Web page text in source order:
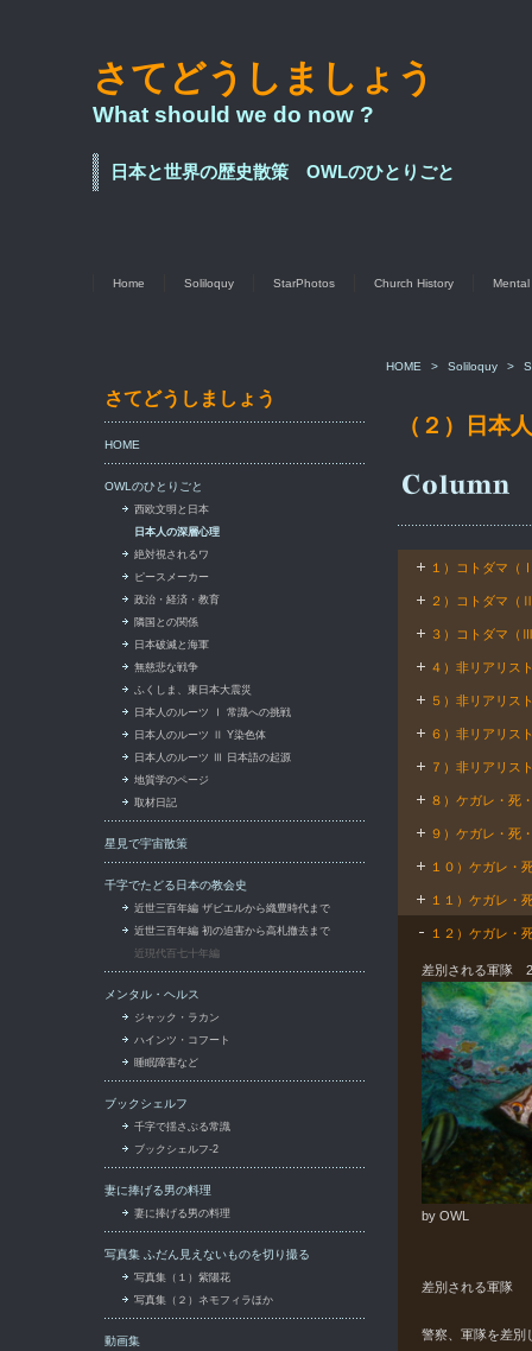
さてどうしましょう
What should we do now ?
日本と世界の歴史散策 OWLのひとりごと
Home Soliloquy StarPhotos Church History Mental
HOME > Soliloquy >
（２）日本
１）コトダマ（
２）コトダマ（
３）コトダマ（
４）非リアリス
５）非リアリス
６）非リアリス
７）非リアリス
８）ケガレ・死
９）ケガレ・死
１０）ケガレ・
１１）ケガレ・
１２）ケガレ・
差別される軍隊
by OWL
差別される軍隊
警察、軍隊を差別
さてどうしましょう
HOME
OWLのひとりごと
西欧文明と日本
日本人の深層心理
絶対視されるワ
ピースメーカー
政治・経済・教育
隣国との関係
日本破滅と海軍
無慈悲な戦争
ふくしま、東日本大震災
日本人のルーツ Ⅰ 常識への挑戦
日本人のルーツ Ⅱ Y染色体
日本人のルーツ Ⅲ 日本語の起源
地質学のページ
取材日記
星見で宇宙散策
千字でたどる日本の教会史
近世三百年編 ザビエルから織豊時代まで
近世三百年編 初の迫害から高札撤去まで
近現代百七十年編
メンタル・ヘルス
ジャック・ラカン
ハインツ・コフート
睡眠障害など
ブックシェルフ
千字で揺さぶる常識
ブックシェルフ-2
妻に捧げる男の料理
妻に捧げる男の料理
写真集 ふだん見えないものを切り撮る
写真集（１）紫陽花
写真集（２）ネモフィラほか
動画集